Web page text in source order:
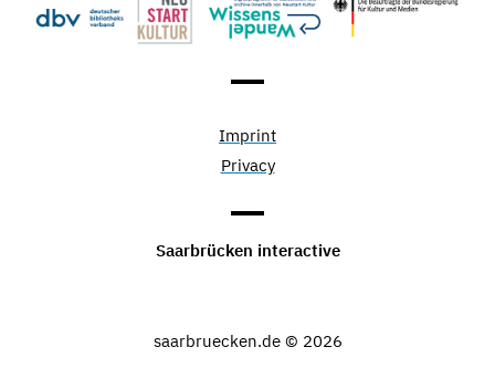
Imprint
Privacy
Saarbrücken interactive
saarbruecken.de © 2026